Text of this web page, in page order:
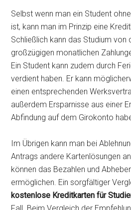
Selbst wenn man ein Student
ist, kann man im Prinzip eine
Schließlich kann das Studium von
großzügigen monatlichen
Ein Student kann zudem durch
verdient haben. Er kann
einen entsprechenden
außerdem Ersparnisse aus einer
Abfindung auf dem Girokonto
Im Übrigen kann man bei
Antrags andere Kartenlösungen
können das Bezahlen und
ermöglichen. Ein sorgfältiger
kostenlose Kreditkarten für